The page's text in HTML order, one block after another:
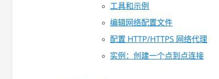
工具和示例
编辑网络配置文件
配置 HTTP/HTTPS 网络代理
实例：创建一个点到点连接